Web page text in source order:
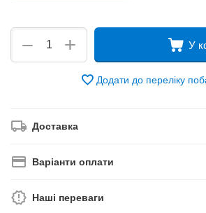
+
− У
Додати до переліку
Доставка
Варіанти оплати
Наші переваги